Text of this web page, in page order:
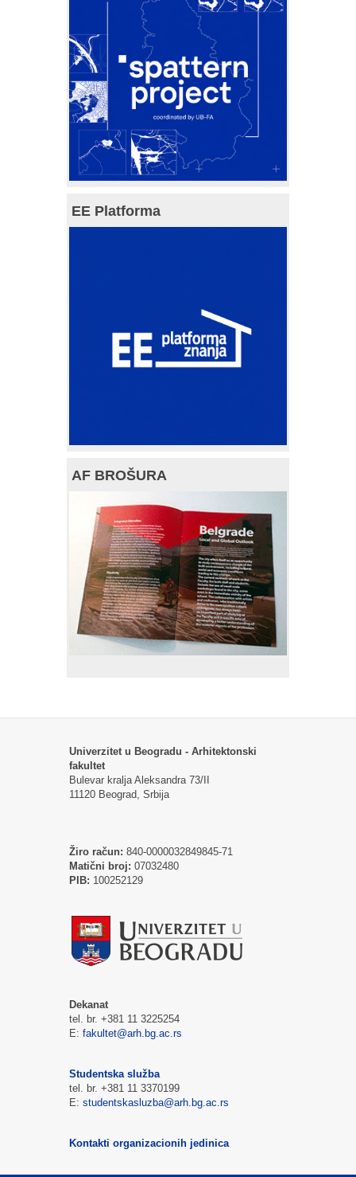
EE Platforma
AF BROŠURA
Univerzitet u Beogradu - Arhitektonski
fakultet
Bulevar kralja Aleksandra 73/II
11120 Beograd, Srbija
Žiro račun: 840-0000032849845-71
Matični broj: 07032480
PIB: 100252129
Dekanat
tel. br. +381 11 3225254
E: fakultet@arh.bg.ac.rs
Studentska služba
tel. br. +381 11 3370199
E: studentskasluzba@arh.bg.ac.rs
Kontakti organizacionih jedinica